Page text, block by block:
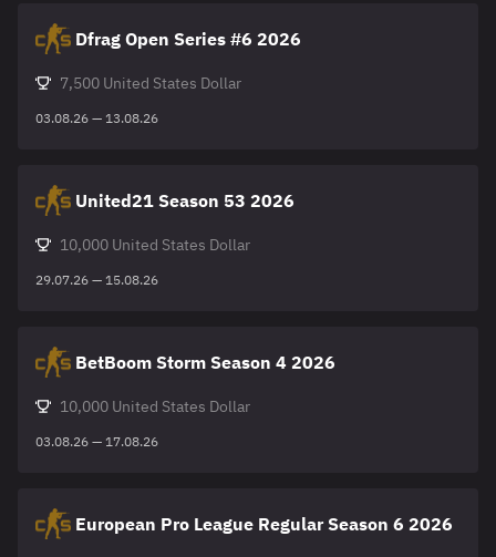
Dfrag Open Series #6 2026
7,500 United States Dollar
03.08.26 — 13.08.26
United21 Season 53 2026
10,000 United States Dollar
29.07.26 — 15.08.26
BetBoom Storm Season 4 2026
10,000 United States Dollar
03.08.26 — 17.08.26
European Pro League Regular Season 6 2026